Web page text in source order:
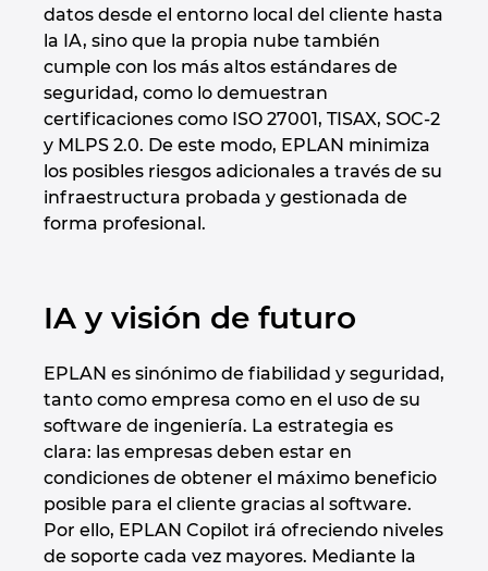
datos desde el entorno local del cliente hasta
la IA, sino que la propia nube también
cumple con los más altos estándares de
seguridad, como lo demuestran
certificaciones como ISO 27001, TISAX, SOC-2
y MLPS 2.0. De este modo, EPLAN minimiza
los posibles riesgos adicionales a través de su
infraestructura probada y gestionada de
forma profesional.
IA y visión de futuro
EPLAN es sinónimo de fiabilidad y seguridad,
tanto como empresa como en el uso de su
software de ingeniería. La estrategia es
clara: las empresas deben estar en
condiciones de obtener el máximo beneficio
posible para el cliente gracias al software.
Por ello, EPLAN Copilot irá ofreciendo niveles
de soporte cada vez mayores. Mediante la